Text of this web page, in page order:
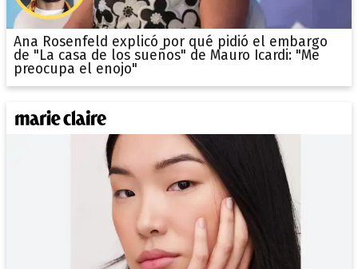
Ana Rosenfeld explicó por qué pidió el embargo
de "La casa de los sueños" de Mauro Icardi: "Me
preocupa el enojo"